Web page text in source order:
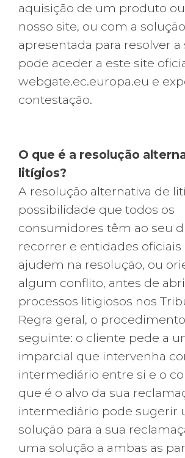
aquisição de um produto
nosso site, ou com a
apresentada para resolver a
pode aceder a este site
webgate.ec.europa.eu e
contestação.
O que é a resolução
litígios?
A resolução alternativa de
possibilidade que todos os
consumidores têm ao seu
recorrer e entidades oficiais
ajudem na resolução, ou
algum conflito, antes de
processos litigiosos nos
Regra geral, o
seguinte: o cliente pede a
imparcial que intervenha
intermediário entre si e o
que é o alvo da sua
intermediário pode sugerir
solução para a sua
uma solução a ambas as